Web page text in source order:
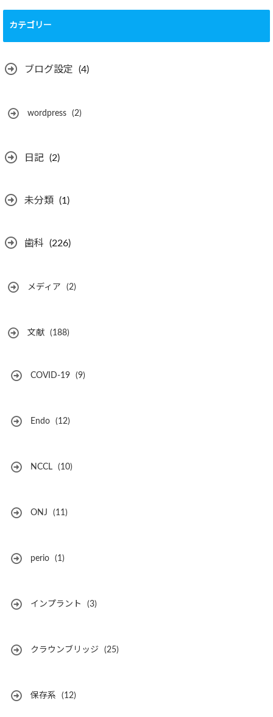
カテゴリー
ブログ設定 (4)
wordpress (2)
日記 (2)
未分類 (1)
歯科 (226)
メディア (2)
文献 (188)
COVID-19 (9)
Endo (12)
NCCL (10)
ONJ (11)
perio (1)
インプラント (3)
クラウンブリッジ (25)
保存系 (12)